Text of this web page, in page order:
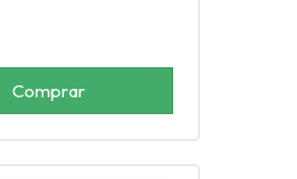
Comprar